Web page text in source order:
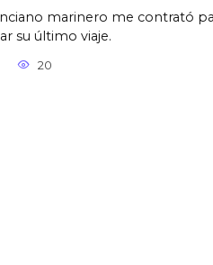
marinero me contrató
su último viaje.
20